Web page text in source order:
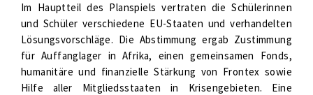
Im Hauptteil des Planspiels vertraten die Schülerinnen
und Schüler verschiedene EU-Staaten und verhandelten
Lösungsvorschläge. Die Abstimmung ergab Zustimmung
für Auffanglager in Afrika, einen gemeinsamen Fonds,
humanitäre und finanzielle Stärkung von Frontex sowie
Hilfe aller Mitgliedsstaaten in Krisengebieten. Eine